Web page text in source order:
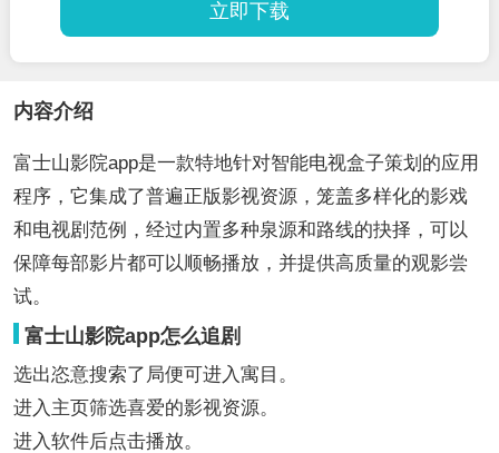
立即下载
内容介绍
富士山影院app是一款特地针对智能电视盒子策划的应用
程序，它集成了普遍正版影视资源，笼盖多样化的影戏
和电视剧范例，经过内置多种泉源和路线的抉择，可以
保障每部影片都可以顺畅播放，并提供高质量的观影尝
试。
富士山影院app怎么追剧
选出恣意搜索了局便可进入寓目。
进入主页筛选喜爱的影视资源。
进入软件后点击播放。